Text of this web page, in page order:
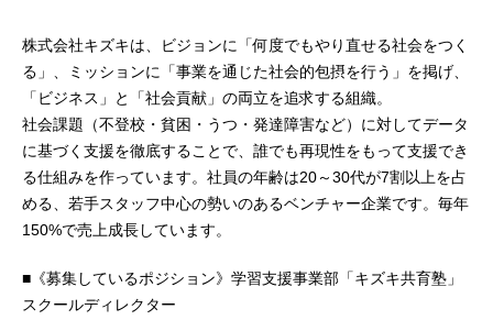
株式会社キズキは、ビジョンに「何度でもやり直せる社会をつく
る」、ミッションに「事業を通じた社会的包摂を行う」を掲げ、
「ビジネス」と「社会貢献」の両立を追求する組織。
社会課題（不登校・貧困・うつ・発達障害など）に対してデータ
に基づく支援を徹底することで、誰でも再現性をもって支援でき
る仕組みを作っています。社員の年齢は20～30代が7割以上を占
める、若手スタッフ中心の勢いのあるベンチャー企業です。毎年
150%で売上成長しています。
■《募集しているポジション》学習支援事業部「キズキ共育塾」
スクールディレクター